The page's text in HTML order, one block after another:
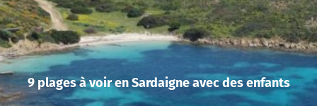
9 plages à voir en Sardaigne avec des enfants